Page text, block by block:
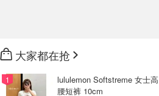
大家都在抢
lululemon Softstreme 女士高
腰短裤 10cm